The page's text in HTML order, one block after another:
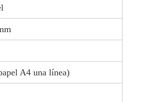
A4 una línea)